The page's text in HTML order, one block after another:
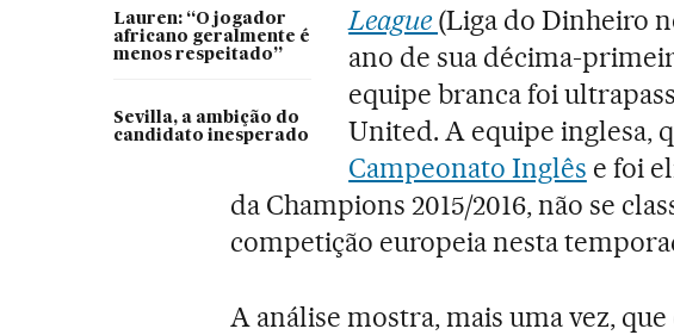
Lauren: “O jogador
africano geralmente é
menos respeitado”
Sevilla, a ambição do
candidato inesperado
League(Liga do Dinheiro
ano de sua décima-
equipe branca foi
United. A equipe inglesa,
Campeonato Inglês e foi
da Champions 2015/2016, não se
competição europeia nesta
A análise mostra, mais uma vez,